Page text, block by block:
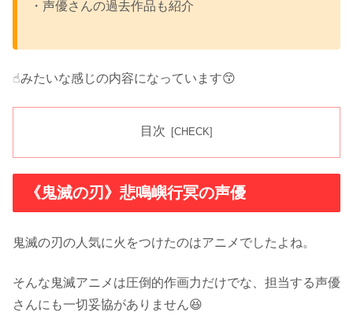
・声優さんの過去作品も紹介
☝︎みたいな感じの内容になっています😙
目次
《鬼滅の刃》悲鳴嶼行冥の声優
鬼滅の刃の人気に火をつけたのはアニメでしたよね。
そんな鬼滅アニメは圧倒的作画力だけでな、担当する声優
さんにも一切妥協がありません😆